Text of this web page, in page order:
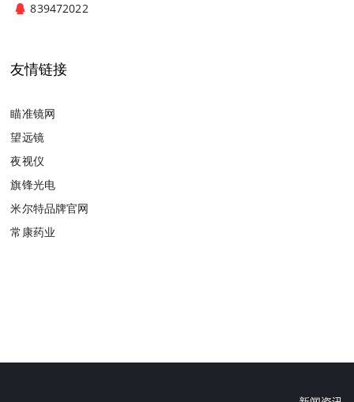
839472022
友情链接
瞄准镜网
望远镜
夜视仪
旗锋光电
米尔特品牌官网
常康药业